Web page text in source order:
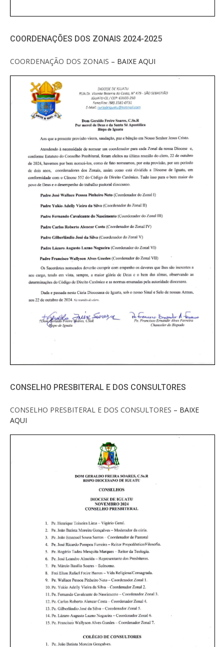
COORDENAÇÕES DOS ZONAIS 2024-2025
COORDENAÇÃO DOS ZONAIS – BAIXE AQUI
CONSELHO PRESBITERAL E DOS CONSULTORES
CONSELHO PRESBITERAL E DOS CONSULTORES – BAIXE
AQUI